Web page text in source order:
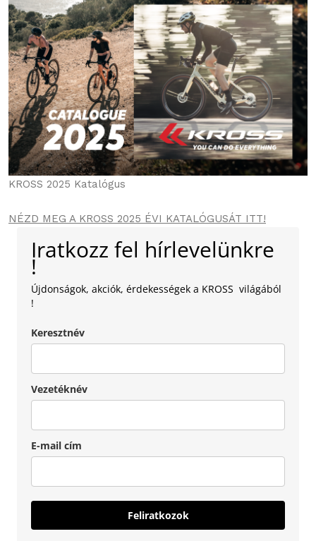
KROSS 2025 Katalógus
NÉZD MEG A KROSS 2025 ÉVI KATALÓGUSÁT ITT!
Iratkozz fel hírlevelünkre
!
Újdonságok, akciók, érdekességek a KROSS világából
!
Keresztnév
Vezetéknév
E-mail cím
Feliratkozok